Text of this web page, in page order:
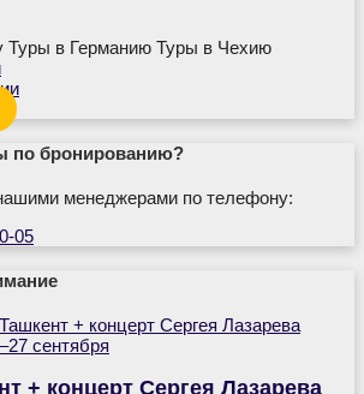
Туры в Германию Туры в Чехию
по бронированию?
менеджерами по телефону:
05
+ концерт Сергея Лазарева